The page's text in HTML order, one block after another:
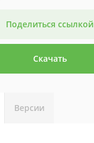
Поделиться ссылкой
Скачать
Версии